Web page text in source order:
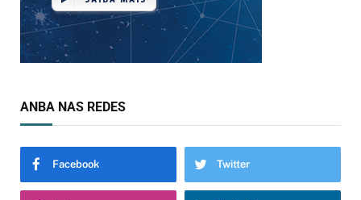
ANBA NAS REDES
Facebook Twitter